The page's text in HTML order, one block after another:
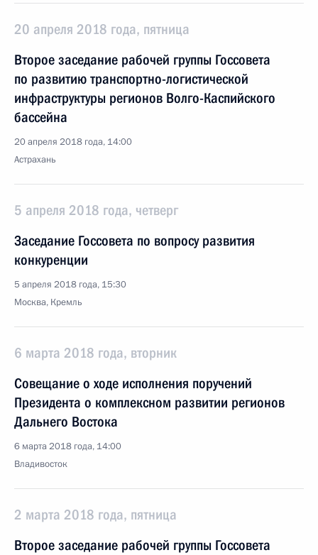
20 апреля 2018 года, пятница
Второе заседание рабочей группы Госсовета
по развитию транспортно-логистической
инфраструктуры регионов Волго-Каспийского
бассейна
20 апреля 2018 года, 14:00
Астрахань
5 апреля 2018 года, четверг
Заседание Госсовета по вопросу развития
конкуренции
5 апреля 2018 года, 15:30
Москва, Кремль
6 марта 2018 года, вторник
Совещание о ходе исполнения поручений
Президента о комплексном развитии регионов
Дальнего Востока
6 марта 2018 года, 14:00
Владивосток
2 марта 2018 года, пятница
Второе заседание рабочей группы Госсовета